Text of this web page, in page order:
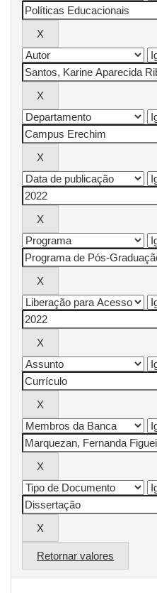
Retornar valores